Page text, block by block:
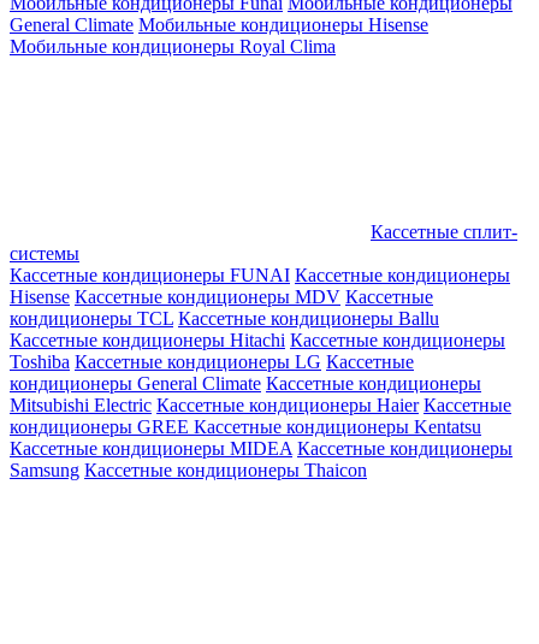
General Climate Мобильные кондиционеры Hisense
Мобильные кондиционеры Royal Clima
Кассетные сплит-
системы
Кассетные кондиционеры FUNAI Кассетные кондиционеры
Hisense Кассетные кондиционеры MDV Кассетные
кондиционеры TCL Кассетные кондиционеры Ballu
Кассетные кондиционеры Hitachi Кассетные кондиционеры
Toshiba Кассетные кондиционеры LG Кассетные
кондиционеры General Climate Кассетные кондиционеры
Mitsubishi Electric Кассетные кондиционеры Haier Кассетные
кондиционеры GREE Кассетные кондиционеры Kentatsu
Кассетные кондиционеры MIDEA Кассетные кондиционеры
Samsung Кассетные кондиционеры Thaicon